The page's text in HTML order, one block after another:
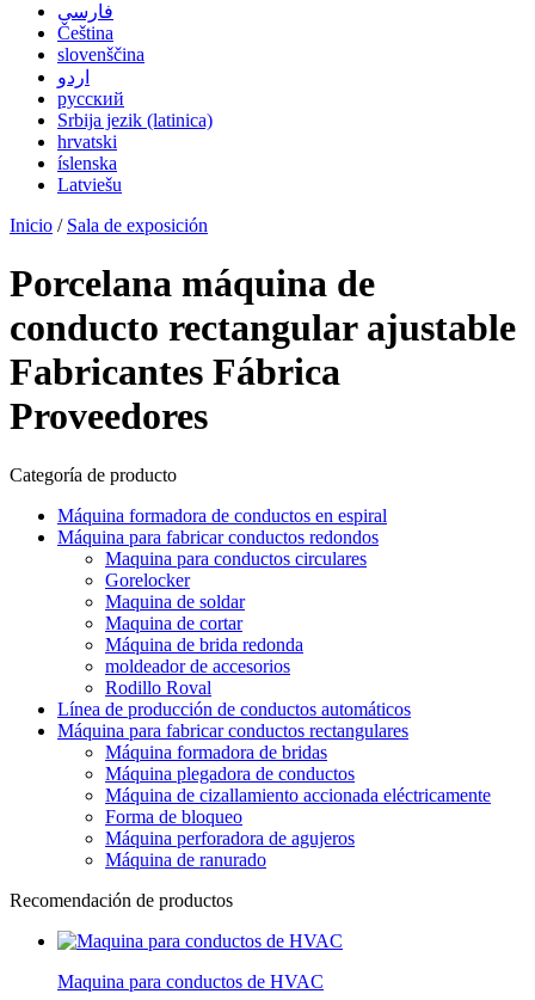
فارسی
Čeština
slovenščina
اردو
русский
Srbija jezik (latinica)
hrvatski
íslenska
Latviešu
Inicio / Sala de exposición
Porcelana máquina de
conducto rectangular ajustable
Fabricantes Fábrica
Proveedores
Categoría de producto
Máquina formadora de conductos en espiral
Máquina para fabricar conductos redondos
Maquina para conductos circulares
Gorelocker
Maquina de soldar
Maquina de cortar
Máquina de brida redonda
moldeador de accesorios
Rodillo Roval
Línea de producción de conductos automáticos
Máquina para fabricar conductos rectangulares
Máquina formadora de bridas
Máquina plegadora de conductos
Máquina de cizallamiento accionada eléctricamente
Forma de bloqueo
Máquina perforadora de agujeros
Máquina de ranurado
Recomendación de productos
Maquina para conductos de HVAC